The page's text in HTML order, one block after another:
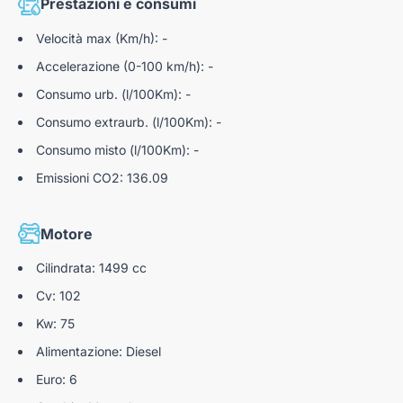
Dalle 09:00–12:30 alle 14:30–19:00
Nota bene: Autoteam9 S.r.l. declina ogni responsabilità per
eventuali involontarie incongruenze, che non rappresentano in
N184684
Prestazioni e consumi
Velocità max (Km/h): -
Accelerazione (0-100 km/h): -
Consumo urb. (l/100Km): -
Consumo extraurb. (l/100Km): -
Consumo misto (l/100Km): -
Emissioni CO2: 136.09
Motore
Cilindrata: 1499 cc
Cv: 102
Kw: 75
Alimentazione: Diesel
Euro: 6